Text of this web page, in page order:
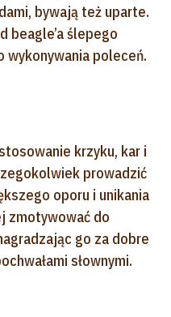
bywają też uparte.
beagle’a ślepego
wykonywania poleceń.
krzyku, kar i
prowadzić
oporu i unikania
zmotywować do
go za dobre
słownymi.